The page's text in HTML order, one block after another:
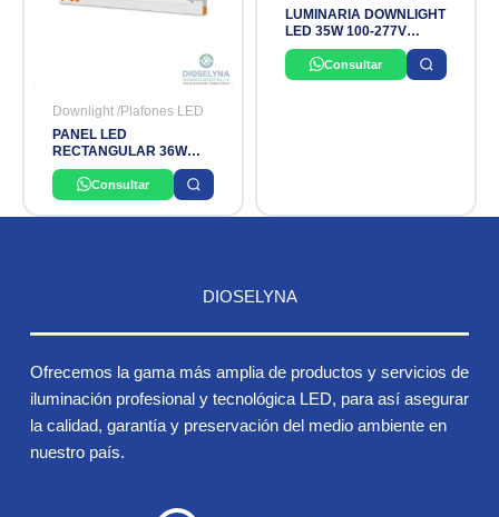
Downlight /Plafones LED
PANEL LED
RECTANGULAR 36W
6500K IP40 1200X300MM
4000LM 100-277V
LEDVANCE
Consultar
LUMINARIA DOWNLIGHT
LED 35W 100-277V
3000K IP44 LEDVANCE
Consultar
DIOSELYNA
Ofrecemos la gama más amplia de productos y servicios de
iluminación profesional y tecnológica LED, para así asegurar
la calidad, garantía y preservación del medio ambiente en
nuestro país.